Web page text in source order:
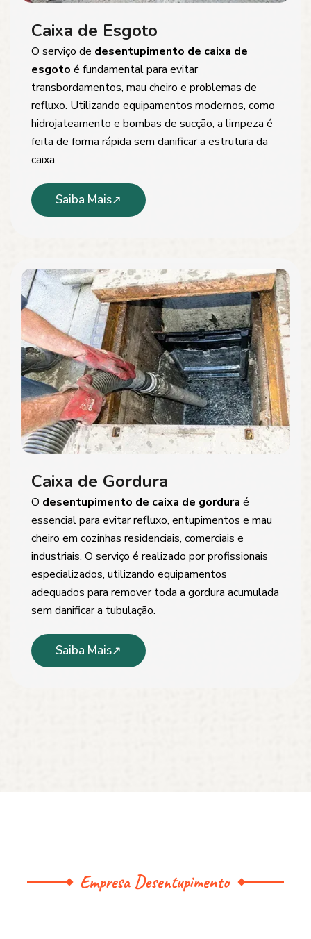
Caixa de Esgoto
O serviço de desentupimento de caixa de
esgoto é fundamental para evitar
transbordamentos, mau cheiro e problemas de
refluxo. Utilizando equipamentos modernos, como
hidrojateamento e bombas de sucção, a limpeza é
feita de forma rápida sem danificar a estrutura da
caixa.
Saiba Mais
Caixa de Gordura
O desentupimento de caixa de gordura é
essencial para evitar refluxo, entupimentos e mau
cheiro em cozinhas residenciais, comerciais e
industriais. O serviço é realizado por profissionais
especializados, utilizando equipamentos
adequados para remover toda a gordura acumulada
sem danificar a tubulação.
Saiba Mais
Empresa Desentupimento